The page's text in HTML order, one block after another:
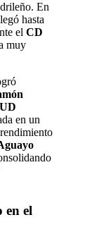
En
hasta
el CD
muy
UD
en un
en el